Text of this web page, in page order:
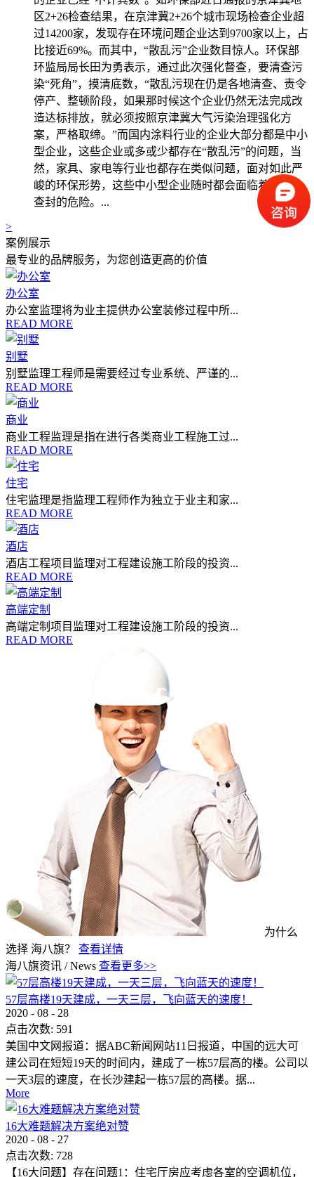
区2+26检查结果，在京津冀2+26个城市现场检查企业超
过14200家，发现存在环境问题企业达到9700家以上，占
比接近69%。而其中，“散乱污”企业数目惊人。环保部
环监局局长田为勇表示，通过此次强化督查，要清查污
染“死角”，摸清底数，“散乱污现在仍是各地清查、责令
停产、整顿阶段，如果那时候这个企业仍然无法完成改
造达标排放，就必须按照京津冀大气污染治理强化方
案，严格取缔。”而国内涂料行业的企业大部分都是中小
型企业，这些企业或多或少都存在“散乱污”的问题，当
然，家具、家电等行业也都存在类似问题，面对如此严
峻的环保形势，这些中小型企业随时都会面临着关停、
查封的危险。...
>
案例展示
最专业的品牌服务，为您创造更高的价值
办公室
办公室监理将为业主提供办公室装修过程中所...
READ MORE
别墅
别墅监理工程师是需要经过专业系统、严谨的...
READ MORE
商业
商业工程监理是指在进行各类商业工程施工过...
READ MORE
住宅
住宅监理是指监理工程师作为独立于业主和家...
READ MORE
酒店
酒店工程项目监理对工程建设施工阶段的投资...
READ MORE
高端定制
高端定制项目监理对工程建设施工阶段的投资...
READ MORE
为什么
选择 海八旗？
查看详情
海八旗资讯 / News 查看更多>>
57层高楼19天建成，一天三层，飞向蓝天的速度！
2020 - 08 - 28
点击次数: 591
美国中文网报道：据ABC新闻网站11日报道，中国的远大可
建公司在短短19天的时间内，建成了一栋57层高的楼。公司以
一天3层的速度，在长沙建起一栋57层的高楼。据...
More
16大难题解决方案绝对赞
2020 - 08 - 27
点击次数: 728
【16大问题】存在问题1：住宅厅房应考虑各室的空调机位，